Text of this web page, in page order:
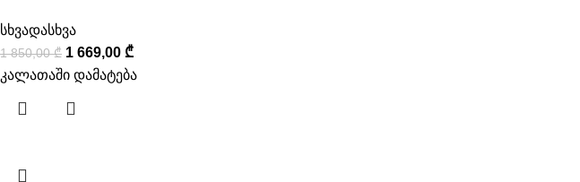
სხვადასხვა
1 850,00₾ 1 669,00 ₾
კალათაში დამატება